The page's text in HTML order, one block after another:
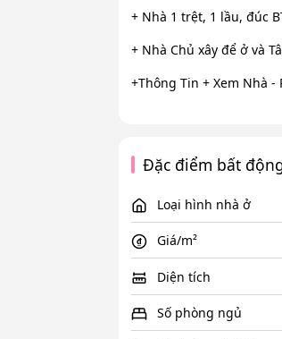
+ Nhà 1 trệt, 1 lầu, đúc
+ Nhà Chủ xây để ở và
+Thông Tin + Xem Nhà -
Đặc điểm bất
Loại hình nhà ở
Giá/m²
Diện tích
Số phòng ngủ